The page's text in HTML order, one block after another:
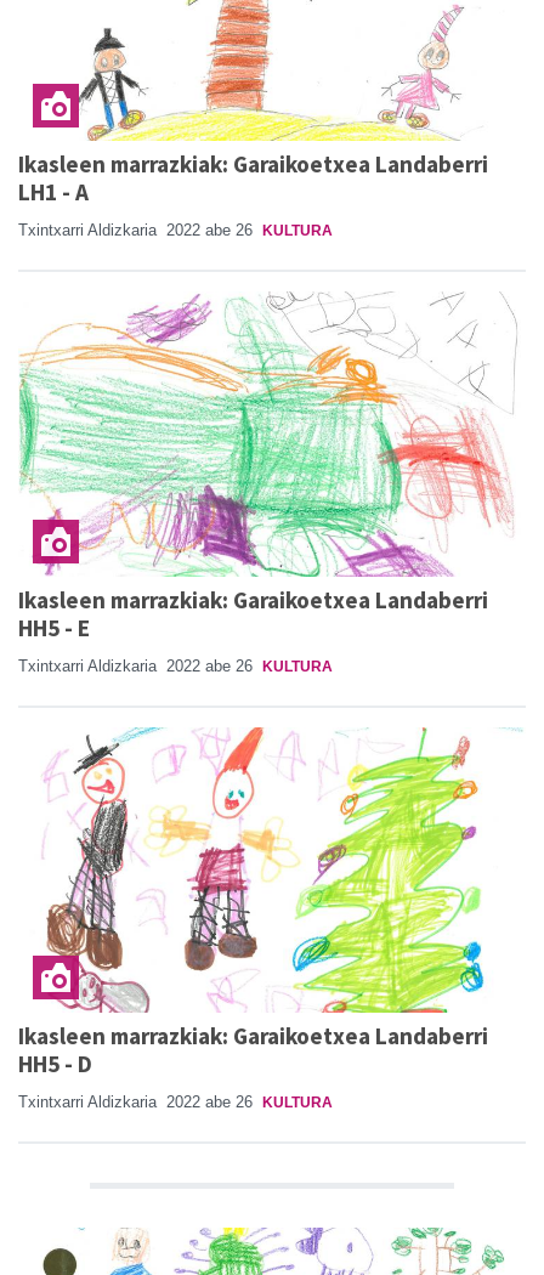
Ikasleen marrazkiak: Garaikoetxea Landaberri
LH1 - A
Txintxarri Aldizkaria 2022 abe 26 KULTURA
Ikasleen marrazkiak: Garaikoetxea Landaberri
HH5 - E
Txintxarri Aldizkaria 2022 abe 26 KULTURA
Ikasleen marrazkiak: Garaikoetxea Landaberri
HH5 - D
Txintxarri Aldizkaria 2022 abe 26 KULTURA